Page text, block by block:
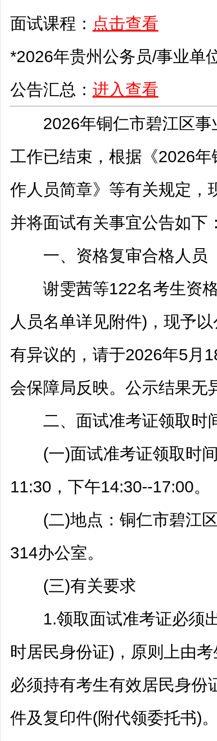
面试课程： 点击查看
*2026年贵州公务员/事业单
公告汇总： 进入查看
2026年铜仁市碧江区事
工作已结束，根据《2026年
作人员简章》等有关规定，
并将面试有关事宜公告如下
一、资格复审合格人员
谢雯茜等122名考生资格
人员名单详见附件)，现予
有异议的，请于2026年5月
会保障局反映。公示结果无
二、面试准考证领取时
(一)面试准考证领取时间
11:30，下午14:30--17:00。
(二)地点： 铜仁市碧江
314办公室。
(三)有关要求
1.领取面试准考证必须出
时居民身份证)，原则上由
必须持有考生有效居民身份
件及复印件(附代领委托书)